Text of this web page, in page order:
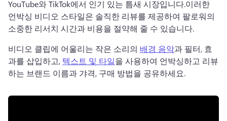
YouTube와 TikTok에서 인기 있는 틈새 시장입니다.이러한
언박싱 비디오 스타일은 솔직한 리뷰를 제공하여 팔로워의
소중한 리서치 시간과 비용을 절약해 줄 수 있습니다.
비디오 클립에 어울리는 작은 소리의 배경 음악과 필터, 효
과를 삽입하고, 텍스트 및 타일을 사용하여 언박싱하고 리뷰
하는 브랜드 이름과 갸격, 구매 방법을 공유하세요.